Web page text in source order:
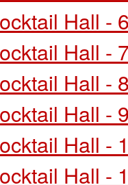
Hall -
Hall -
Hall -
Hall -
Hall -
Hall -